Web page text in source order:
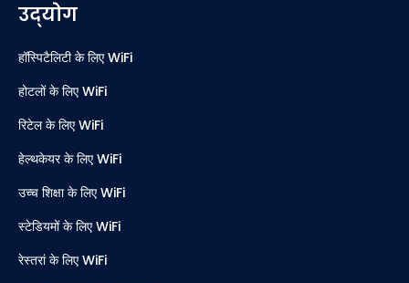
उद्योग
हॉस्पिटैलिटी के लिए WiFi
होटलों के लिए WiFi
रिटेल के लिए WiFi
हेल्थकेयर के लिए WiFi
उच्च शिक्षा के लिए WiFi
स्टेडियमों के लिए WiFi
रेस्तरां के लिए WiFi